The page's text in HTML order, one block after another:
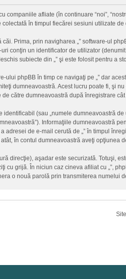
afliate (în continuare “noi”,
colectată în timpul fiecărei sesiuni utilizate
Prima, prin navigharea „” software-ul
conţin un identificator de utilizator
subiecte din „” şi este folosit pentru
ului phpBB în timp ce navigaţi pe „” dar
dumneavoastră. Acest lucru poate fi, şi
către dumneavoastră după înregistrare
(sau „numele dumneavoastră
Informaţiile dumneavoastră
de e-mail cerută de „” în timpul
în contul dumneavoastră aveţi
direcţie), aşadar este securizată. Totuşi,
cu grijă. În niciun caz cineva afiliat cu „”,
o nouă parolă prin transmiterea